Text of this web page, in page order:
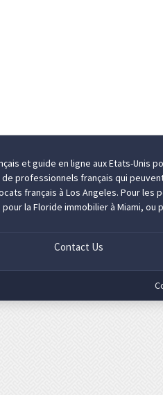
et guide en ligne aux Etats-Unis
professionnels français qui
français à Los Angeles. Pour les
pour la Florideimmobilier à Miami, ou
Contact Us